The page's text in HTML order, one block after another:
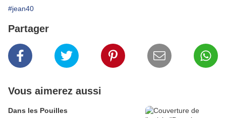
#jean40
Partager
Vous aimerez aussi
Dans les Pouilles